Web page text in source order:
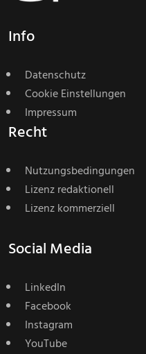
Info
Datenschutz
Cookie Einstellungen
Impressum
Recht
Nutzungsbedingungen
Lizenz redaktionell
Lizenz kommerziell
Social Media
LinkedIn
Facebook
Instagram
YouTube